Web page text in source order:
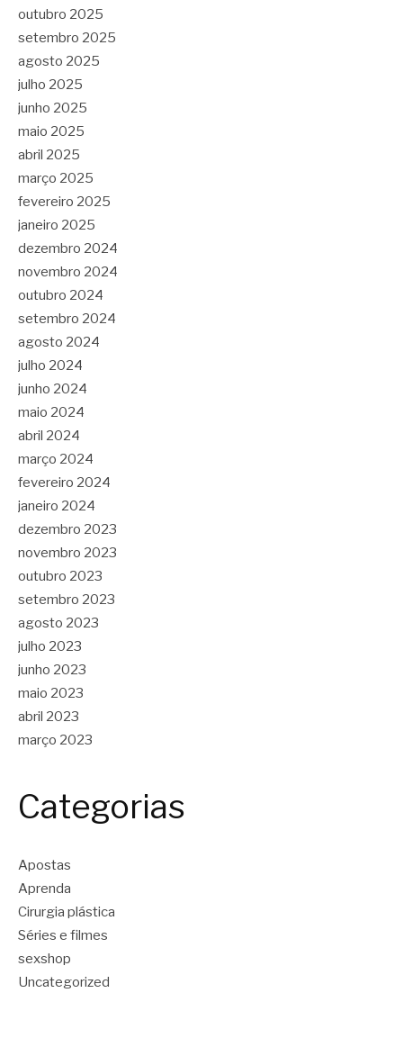
outubro 2025
setembro 2025
agosto 2025
julho 2025
junho 2025
maio 2025
abril 2025
março 2025
fevereiro 2025
janeiro 2025
dezembro 2024
novembro 2024
outubro 2024
setembro 2024
agosto 2024
julho 2024
junho 2024
maio 2024
abril 2024
março 2024
fevereiro 2024
janeiro 2024
dezembro 2023
novembro 2023
outubro 2023
setembro 2023
agosto 2023
julho 2023
junho 2023
maio 2023
abril 2023
março 2023
Categorias
Apostas
Aprenda
Cirurgia plástica
Séries e filmes
sexshop
Uncategorized